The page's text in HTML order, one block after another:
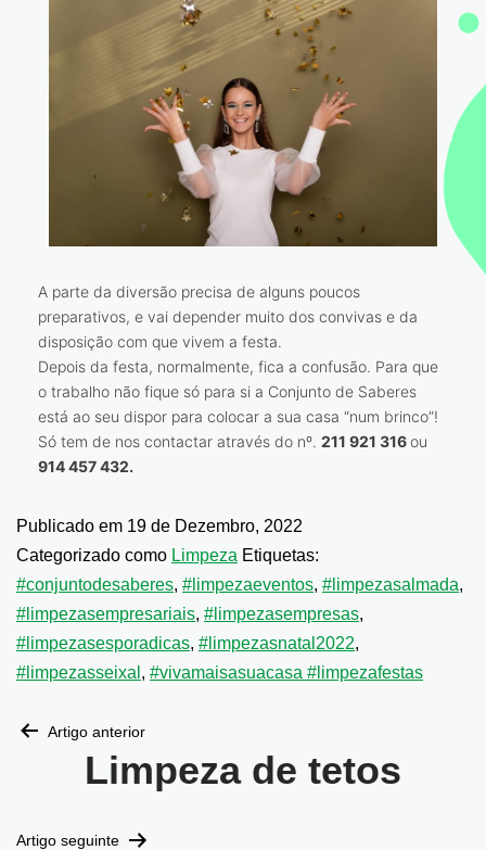
A parte da diversão precisa de alguns poucos
preparativos, e vai depender muito dos convivas e da
disposição com que vivem a festa.
Depois da festa, normalmente, fica a confusão. Para que
o trabalho não fique só para si a Conjunto de Saberes
está ao seu dispor para colocar a sua casa “num brinco”!
Só tem de nos contactar através do nº. 211 921 316ou
914 457 432.
Publicado em 19 de Dezembro, 2022
Categorizado como Limpeza Etiquetas:
#conjuntodesaberes, #limpezaeventos, #limpezasalmada,
#limpezasempresariais, #limpezasempresas,
#limpezasesporadicas, #limpezasnatal2022,
#limpezasseixal , #vivamaisasuacasa #limpezafestas
Artigo anterior
Limpeza de tetos
Artigo seguinte